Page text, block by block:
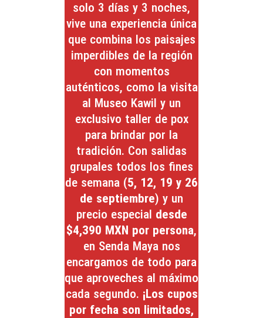
solo 3 días y 3 noches,
vive una experiencia única
que combina los paisajes
imperdibles de la región
con momentos
auténticos, como la visita
al Museo Kawil y un
exclusivo taller de pox
para brindar por la
tradición. Con salidas
grupales todos los fines
de semana (5, 12, 19 y 26
de septiembre) y un
precio especial desde
$4,390 MXN por persona,
en Senda Maya nos
encargamos de todo para
que aproveches al máximo
cada segundo. ¡Los cupos
por fecha son limitados,